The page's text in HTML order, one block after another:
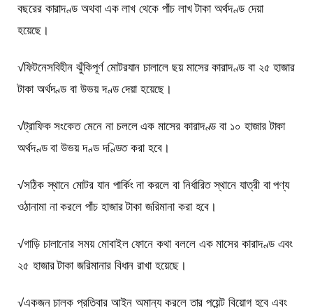
বছরের কারাদণ্ড অথবা এক লাখ থেকে পাঁচ লাখ টাকা অর্থদণ্ড দেয়া
হয়েছে।
√ফিটনেসবিহীন ঝুঁকিপূর্ণ মোটরযান চালালে ছয় মাসের কারাদণ্ড বা ২৫ হাজার
টাকা অর্থদণ্ড বা উভয় দণ্ড দেয়া হয়েছে।
√ট্রাফিক সংকেত মেনে না চললে এক মাসের কারাদণ্ড বা ১০ হাজার টাকা
অর্থদণ্ড বা উভয় দণ্ড দণ্ডিত করা হবে।
√সঠিক স্থানে মোটর যান পার্কিং না করলে বা নির্ধারিত স্থানে যাত্রী বা পণ্য
ওঠানামা না করলে পাঁচ হাজার টাকা জরিমানা করা হবে।
√গাড়ি চালানোর সময় মোবাইল ফোনে কথা বললে এক মাসের কারাদণ্ড এবং
২৫ হাজার টাকা জরিমানার বিধান রাখা হয়েছে।
√একজন চালক প্রতিবার আইন অমান্য করলে তার পয়েন্ট বিয়োগ হবে এবং